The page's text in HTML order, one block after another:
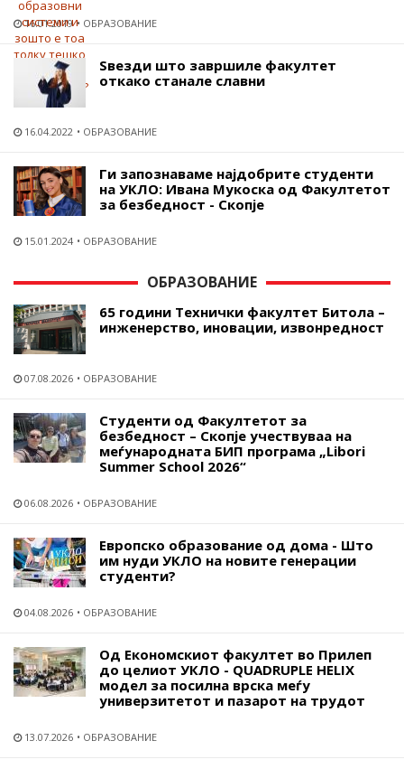
16.01.2019 ОБРАЗОВАНИЕ
Ѕвезди што завршиле факултет
откако станале славни
16.04.2022 ОБРАЗОВАНИЕ
Ги запознаваме најдобрите студенти
на УКЛО: Ивана Мукоска од Факултетот
за безбедност - Скопје
15.01.2024 ОБРАЗОВАНИЕ
ОБРАЗОВАНИЕ
65 години Технички факултет Битола –
инженерство, иновации, извонредност
07.08.2026 ОБРАЗОВАНИЕ
Студенти од Факултетот за
безбедност – Скопје учествуваа на
меѓународната БИП програма „Libori
Summer School 2026“
06.08.2026 ОБРАЗОВАНИЕ
Европско образование од дома - Што
им нуди УКЛО на новите генерации
студенти?
04.08.2026 ОБРАЗОВАНИЕ
Од Економскиот факултет во Прилеп
до целиот УКЛО - QUADRUPLE HELIX
модел за посилна врска меѓу
универзитетот и пазарот на трудот
13.07.2026 ОБРАЗОВАНИЕ